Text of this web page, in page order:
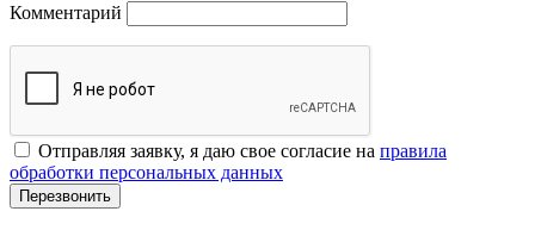
Комментарий
Отправляя заявку, я даю свое согласие на правила
обработки персональных данных
Перезвонить